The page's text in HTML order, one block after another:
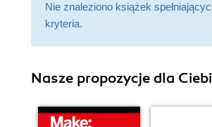
Nie znaleziono książek
kryteria.
Nasze propozycje dla